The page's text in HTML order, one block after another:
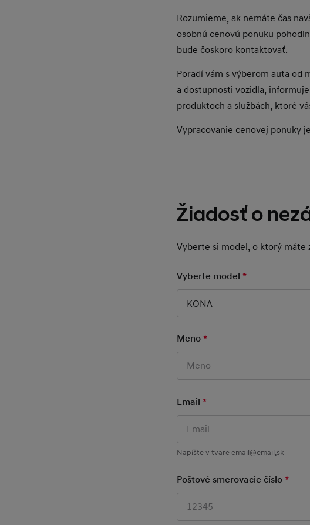
Rozumieme, ak nemáte čas
osobnú cenovú ponuku
bude čoskoro kontaktovať.
Poradí vám s výberom auta od
a dostupnosti vozidla,
produktoch a službách, ktoré
Vypracovanie cenovej ponuky
Žiadosť o
Vyberte si model, o ktorý máte
Vyberte model*
KONA
Meno*
Email*
Napíšte v tvare email@email.sk
Poštové smerovacie číslo*